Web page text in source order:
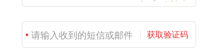
获取验证码